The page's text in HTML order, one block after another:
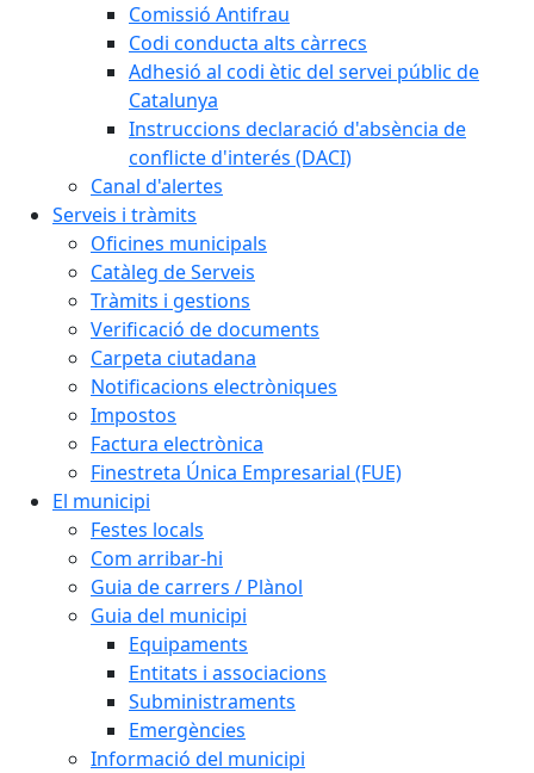
Comissió Antifrau
Codi conducta alts càrrecs
Adhesió al codi ètic del servei públic de
Catalunya
Instruccions declaració d'absència de
conflicte d'interés (DACI)
Canal d'alertes
Serveis i tràmits
Oficines municipals
Catàleg de Serveis
Tràmits i gestions
Verificació de documents
Carpeta ciutadana
Notificacions electròniques
Impostos
Factura electrònica
Finestreta Única Empresarial (FUE)
El municipi
Festes locals
Com arribar-hi
Guia de carrers / Plànol
Guia del municipi
Equipaments
Entitats i associacions
Subministraments
Emergències
Informació del municipi